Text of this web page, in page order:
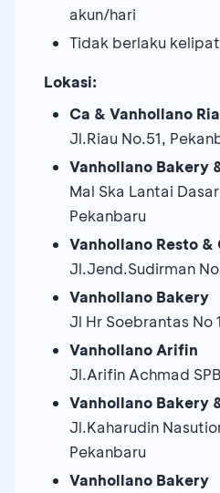
akun/hari
Tidak berlaku
Lokasi:
Ca & Vanhollano
Jl.Riau No.51,
Vanhollano Bakery
Mal Ska Lantai
Pekanbaru
Vanhollano Resto &
Jl.Jend.Sudirman
Vanhollano Bakery
Jl Hr Soebrantas No
Vanhollano Arifin
Jl.Arifin Achmad
Vanhollano Bakery
Jl.Kaharudin
Pekanbaru
Vanhollano Bakery